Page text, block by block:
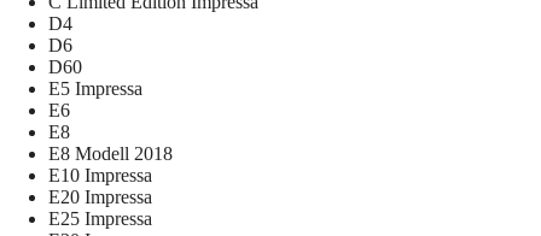
D4
D6
D60
E5 Impressa
E6
E8
E8 Modell 2018
E10 Impressa
E20 Impressa
E25 Impressa